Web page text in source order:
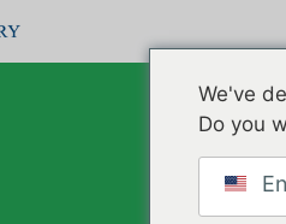
We've
Do you